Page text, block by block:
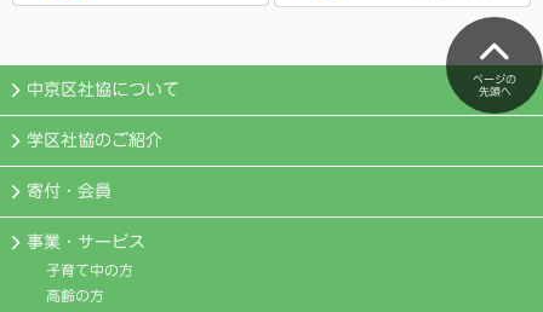
ページの
先頭へ
中京区社協について
学区社協のご紹介
寄付・会員
事業・サービス
子育て中の方
高齢の方